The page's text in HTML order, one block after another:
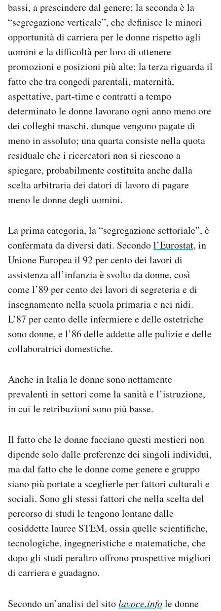
bassi, a prescindere dal genere; la seconda è la
“segregazione verticale”, che definisce le minori
opportunità di carriera per le donne rispetto agli
uomini e la difficoltà per loro di ottenere
promozioni e posizioni più alte; la terza riguarda il
fatto che tra congedi parentali, maternità,
aspettative, part-time e contratti a tempo
determinato le donne lavorano ogni anno meno ore
dei colleghi maschi, dunque vengono pagate di
meno in assoluto; una quarta consiste nella quota
residuale che i ricercatori non si riescono a
spiegare, probabilmente costituita anche dalla
scelta arbitraria dei datori di lavoro di pagare
meno le donne degli uomini.
La prima categoria, la “segregazione settoriale”, è
confermata da diversi dati. Secondol’Eurostat, in
Unione Europea il 92 per cento dei lavori di
assistenza all’infanzia è svolto da donne, così
come l’89 per cento dei lavori di segreteria e di
insegnamento nella scuola primaria e nei nidi.
L’87 per cento delle infermiere e delle ostetriche
sono donne, e l’86 delle addette alle pulizie e delle
collaboratrici domestiche.
Anche in Italia le donne sono nettamente
prevalenti in settori come la sanità e l’istruzione,
in cui le retribuzioni sono più basse.
Il fatto che le donne facciano questi mestieri non
dipende solo dalle preferenze dei singoli individui,
ma dal fatto che le donne come genere e gruppo
siano più portate a sceglierle per fattori culturali e
sociali. Sono gli stessi fattori che nella scelta del
percorso di studi le tengono lontane dalle
cosiddette lauree STEM, ossia quelle scientifiche,
tecnologiche, ingegneristiche e matematiche, che
dopo gli studi peraltro offrono prospettive migliori
di carriera e guadagno.
Secondo un’analisi del sitolavoce.infole donne